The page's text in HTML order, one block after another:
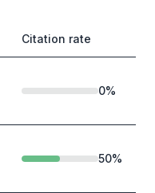
Citation rate
0%
50%